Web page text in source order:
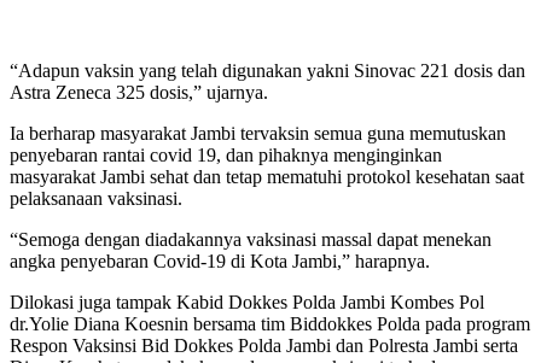
“Adapun vaksin yang telah digunakan yakni Sinovac 221 dosis dan
Astra Zeneca 325 dosis,” ujarnya.
Ia berharap masyarakat Jambi tervaksin semua guna memutuskan
penyebaran rantai covid 19, dan pihaknya menginginkan
masyarakat Jambi sehat dan tetap mematuhi protokol kesehatan saat
pelaksanaan vaksinasi.
“Semoga dengan diadakannya vaksinasi massal dapat menekan
angka penyebaran Covid-19 di Kota Jambi,” harapnya.
Dilokasi juga tampak Kabid Dokkes Polda Jambi Kombes Pol
dr.Yolie Diana Koesnin bersama tim Biddokkes Polda pada program
Respon Vaksinsi Bid Dokkes Polda Jambi dan Polresta Jambi serta